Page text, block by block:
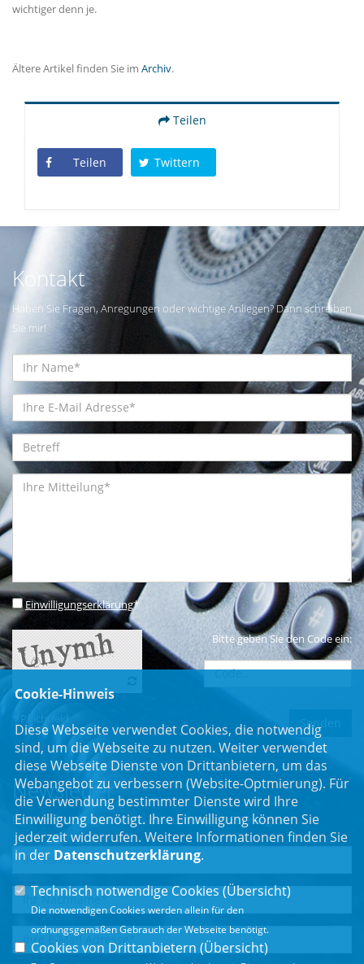
wichtiger denn je.
Ältere Artikel finden Sie im Archiv.
Teilen
Teilen Twittern
Kontakt
Haben Sie Fragen, Anregungen oder wichtige Anliegen? Dann schreiben
Sie mir!
Einwilligungserklärung*
Bitte geben Sie den Code ein:
* Pflichtfeld
Newsletter
Erhalten Sie Neuigkeiten aus dem Landtag und der Region.
Cookie-Hinweis
Diese Webseite verwendet Cookies, die notwendig
sind, um die Webseite zu nutzen. Weiter verwendet
diese Webseite Dienste von Drittanbietern, um das
Webangebot zu verbessern (Website-Optmierung). Für
die Verwendung bestimmter Dienste wird Ihre
Einwilligung benötigt. Ihre Einwilligung können Sie
jederzeit widerrufen. Weitere Informationen finden Sie
in der Datenschutzerklärung.
Technisch notwendige Cookies (Übersicht)
Die notwendigen Cookies werden allein für den
ordnungsgemäßen Gebrauch der Webseite benötigt.
Cookies von Drittanbietern (Übersicht)